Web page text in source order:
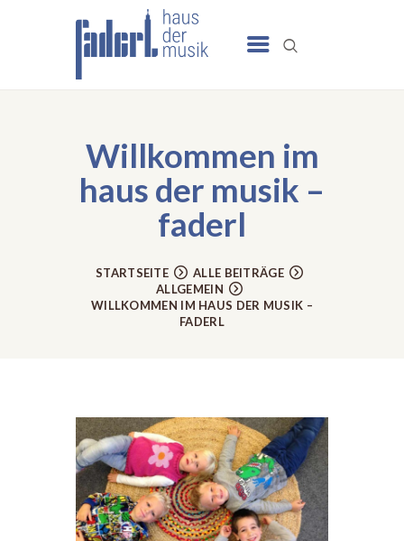
Willkommen im
haus der musik –
faderl
STARTSEITE
ALLE BEITRÄGE
ALLGEMEIN
WILLKOMMEN IM HAUS DER MUSIK –
FADERL
NEWS
TERMINE
UNSER HAUS